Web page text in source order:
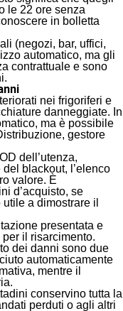
le 22 ore senza
in bolletta
(negozi, bar, uffici,
automatico, ma gli
contrattuale e sono
nei frigoriferi e
danneggiate. In
ma è possibile
gestore
dell’utenza,
blackout, l’elenco
valore. È
d’acquisto, se
a dimostrare il
presentata e
il risarcimento.
dei danni sono due
automaticamente
mentre il
conservino tutta la
perduti o agli altri